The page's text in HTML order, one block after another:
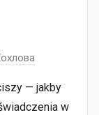
— jakby
w